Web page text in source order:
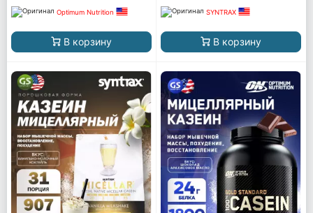
Optimum Nutrition
В корзину
SYNTRAX
В корзину